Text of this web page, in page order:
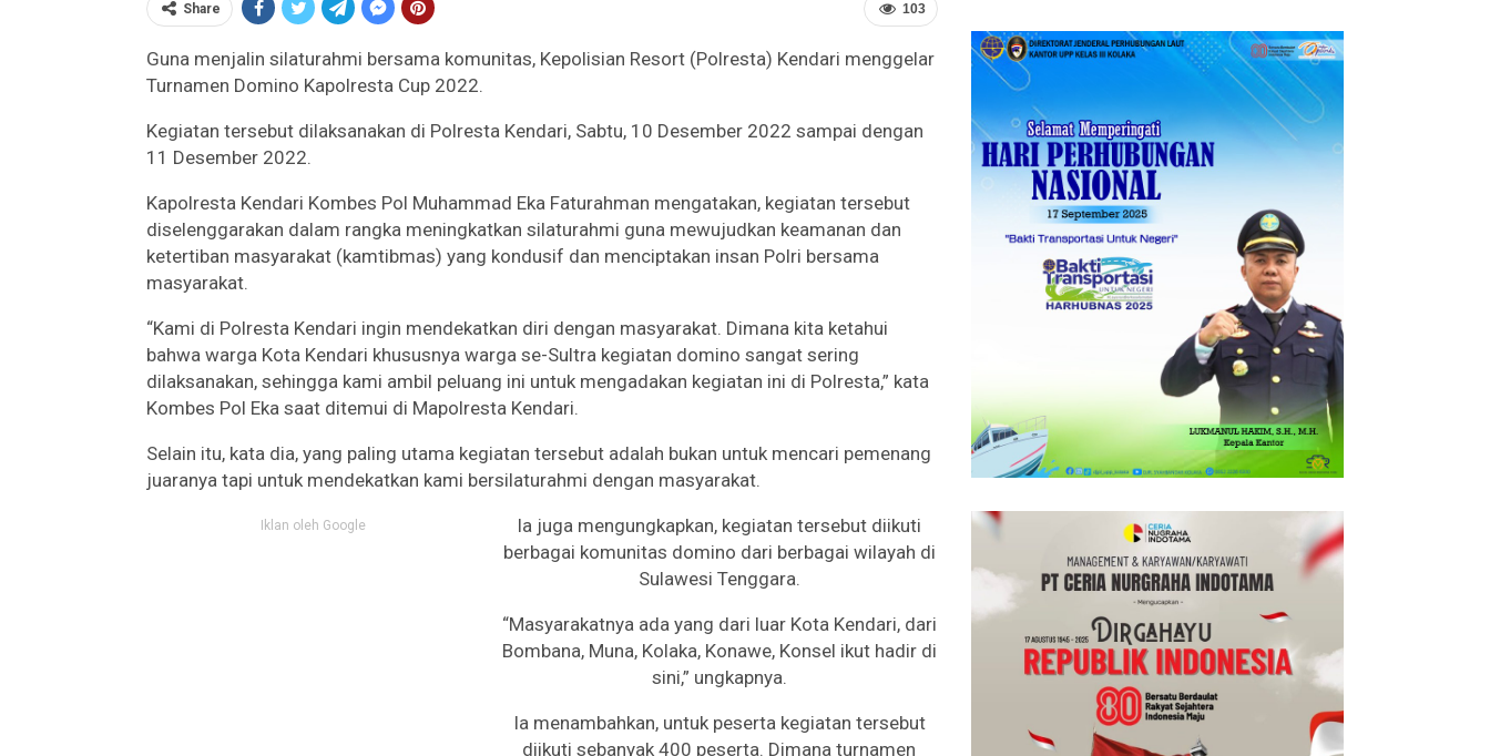
103
Share
Guna menjalin silaturahmi bersama komunitas, Kepolisian Resort (Polresta) Kendari menggelar
Turnamen Domino Kapolresta Cup 2022.
Kegiatan tersebut dilaksanakan di Polresta Kendari, Sabtu, 10 Desember 2022 sampai dengan
11 Desember 2022.
Kapolresta Kendari Kombes Pol Muhammad Eka Faturahman mengatakan, kegiatan tersebut
diselenggarakan dalam rangka meningkatkan silaturahmi guna mewujudkan keamanan dan
ketertiban masyarakat (kamtibmas) yang kondusif dan menciptakan insan Polri bersama
masyarakat.
“Kami di Polresta Kendari ingin mendekatkan diri dengan masyarakat. Dimana kita ketahui
bahwa warga Kota Kendari khususnya warga se-Sultra kegiatan domino sangat sering
dilaksanakan, sehingga kami ambil peluang ini untuk mengadakan kegiatan ini di Polresta,” kata
Kombes Pol Eka saat ditemui di Mapolresta Kendari.
Selain itu, kata dia, yang paling utama kegiatan tersebut adalah bukan untuk mencari pemenang
juaranya tapi untuk mendekatkan kami bersilaturahmi dengan masyarakat.
Iklan oleh Google
Ia juga mengungkapkan, kegiatan tersebut diikuti
berbagai komunitas domino dari berbagai wilayah di
Sulawesi Tenggara.
“Masyarakatnya ada yang dari luar Kota Kendari, dari
Bombana, Muna, Kolaka, Konawe, Konsel ikut hadir di
sini,” ungkapnya.
Ia menambahkan, untuk peserta kegiatan tersebut
diikuti sebanyak 400 peserta. Dimana turnamen